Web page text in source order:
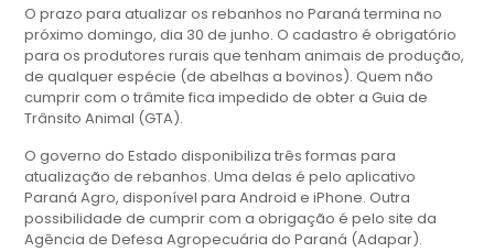
O prazo para atualizar os rebanhos no Paraná termina no
próximo domingo, dia 30 de junho. O cadastro é obrigatório
para os produtores rurais que tenham animais de produção,
de qualquer espécie (de abelhas a bovinos). Quem não
cumprir com o trâmite fica impedido de obter a Guia de
Trânsito Animal (GTA).
O governo do Estado disponibiliza três formas para
atualização de rebanhos. Uma delas é pelo aplicativo
Paraná Agro, disponível para Android e iPhone. Outra
possibilidade de cumprir com a obrigação é pelo site da
Agência de Defesa Agropecuária do Paraná (Adapar).